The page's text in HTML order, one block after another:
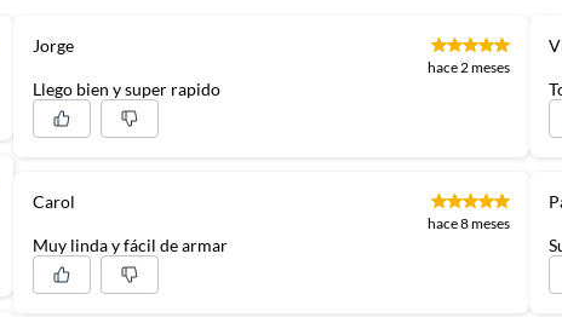
Jorge
hace 2 meses
Llego bien y super rapido
Carol
hace 8 meses
Muy linda y fácil de armar